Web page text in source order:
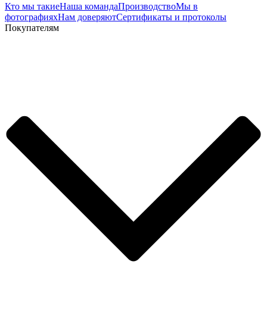
Кто мы такиеНаша командаПроизводствоМы в
фотографияхНам доверяютСертификаты и протоколы
Покупателям